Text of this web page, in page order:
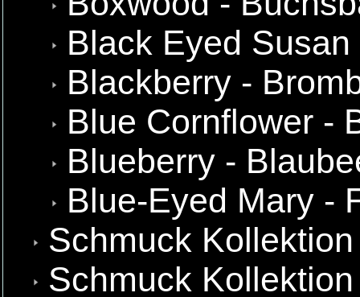
Black Eyed
Blackberry -
Blue Cornflower -
Blueberry -
Blue-Eyed Mary -
Schmuck
Schmuck